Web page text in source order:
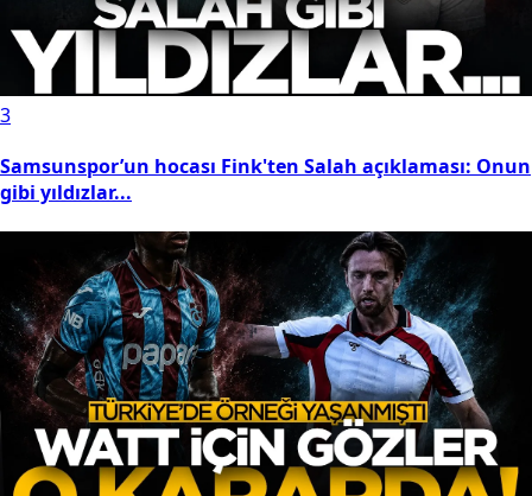
3
Samsunspor’un hocası Fink'ten Salah açıklaması: Onun
gibi yıldızlar...